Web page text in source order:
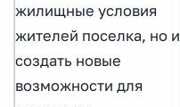
жилищные условия
жителей поселка, но и
создать новые
возможности для